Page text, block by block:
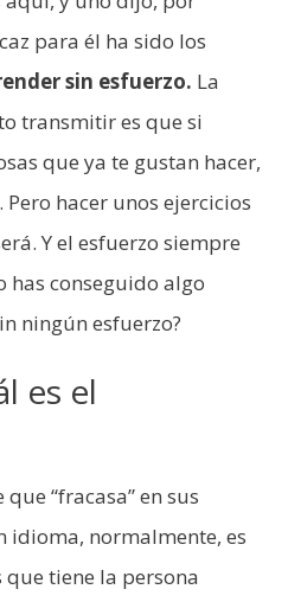
para él ha sido los
sin esfuerzo. La
transmitir es que si
que ya te gustan hacer,
hacer unos ejercicios
Y el esfuerzo siempre
has conseguido algo
ningún esfuerzo?
es el
“fracasa” en sus
idioma, normalmente, es
tiene la persona